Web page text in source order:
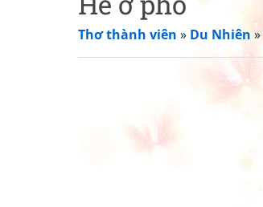
Thơ thành viên » Du Nhiên »